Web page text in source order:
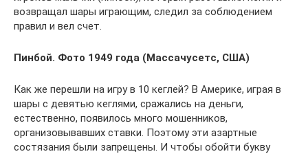
возвращал шары играющим, следил за соблюдением
правил и вел счет.
Пинбой. Фото 1949 года (Массачусетс, США)
Как же перешли на игру в 10 кеглей? В Америке, играя в
шары с девятью кеглями, сражались на деньги,
естественно, появилось много мошенников,
организовывавших ставки. Поэтому эти азартные
состязания были запрещены. И чтобы обойти букву